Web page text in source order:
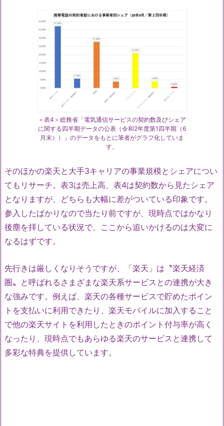
＜表4＞総務省「電気通信サービスの契約数及びシェア
に関する四半期データの公表（令和2年度第1四半期（6
月末））」のデータをもとに筆者がグラフ化していま
す。
そのほかの楽天と大手3キャリアの事業規模とシェアについ
てもリサーチ。表3は売上高、表4は契約数から見たシェア
となりますが、どちらも大幅に差がついている印象です。
参入したばかりなので当たり前ですが、現時点ではかなり
後塵を拝している状況で、ここから追いかけるのは大変に
なるはずです。
先行きは厳しくなりそうですが、「楽天」は〝楽天経済
圏〟と呼ばれるさまざまな楽天系サービスとの連携が大き
な強みです。例えば、楽天の各種サービスで貯めたポイン
トを支払いに利用できたり、楽天モバイルに加入すること
で他の楽天サイトを利用したときのポイント付与率が高く
なったり、現時点でもあらゆる楽天のサービスと連携して
多彩な特典を提供しています。